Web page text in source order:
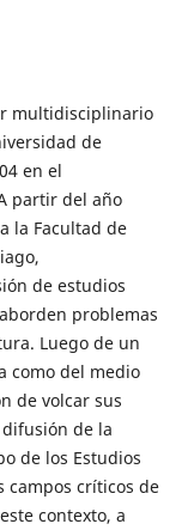
multidisciplinario
de
en el
partir del año
la Facultad de
de estudios
problemas
Luego de un
como del medio
de volcar sus
de la
de los Estudios
campos críticos de
contexto, a